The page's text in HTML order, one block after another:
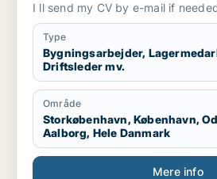
I ll send my CV by e-mail if
Type
Bygningsarbejder,
Driftsleder mv.
Område
Storkøbenhavn, København,
Aalborg, Hele Danmark
Mere info